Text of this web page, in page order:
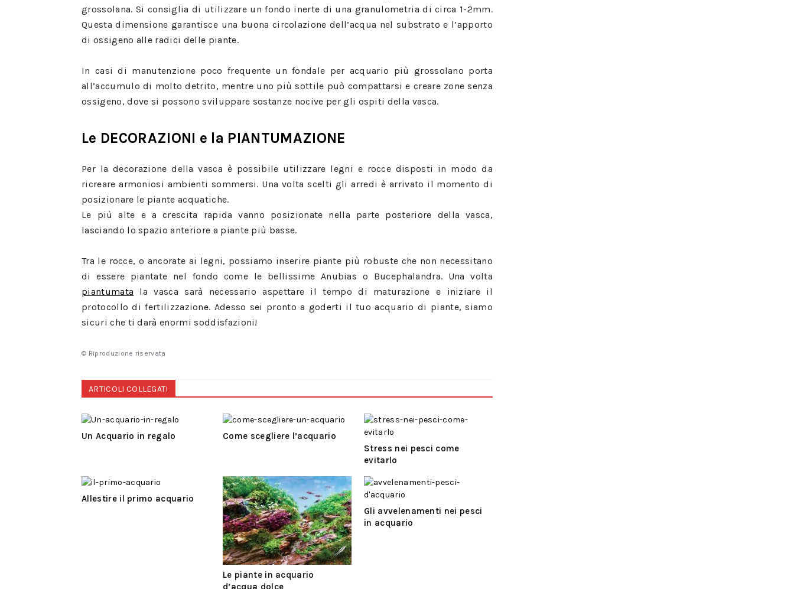
grossolana. Si consiglia di utilizzare un fondo inerte di una granulometria di circa 1-2mm.
Questa dimensione garantisce una buona circolazione dell’acqua nel substrato e l’apporto
di ossigeno alle radici delle piante.
In casi di manutenzione poco frequente un fondale per acquario più grossolano porta
all’accumulo di molto detrito, mentre uno più sottile può compattarsi e creare zone senza
ossigeno, dove si possono sviluppare sostanze nocive per gli ospiti della vasca.
Le DECORAZIONI e la PIANTUMAZIONE
Per la decorazione della vasca è possibile utilizzare legni e rocce disposti in modo da
ricreare armoniosi ambienti sommersi. Una volta scelti gli arredi è arrivato il momento di
posizionare le piante acquatiche.
Le più alte e a crescita rapida vanno posizionate nella parte posteriore della vasca,
lasciando lo spazio anteriore a piante più basse.
Tra le rocce, o ancorate ai legni, possiamo inserire piante più robuste che non necessitano
di essere piantate nel fondo come le bellissime Anubias o Bucephalandra. Una volta
piantumata la vasca sarà necessario aspettare il tempo di maturazione e iniziare il
protocollo di fertilizzazione. Adesso sei pronto a goderti il tuo acquario di piante, siamo
sicuri che ti darà enormi soddisfazioni!
© Riproduzione riservata
ARTICOLI COLLEGATI
Un Acquario in regalo
Come scegliere l’acquario
Stress nei pesci come
evitarlo
Allestire il primo acquario
Le piante in acquario
d’acqua dolce
Gli avvelenamenti nei pesci
in acquario